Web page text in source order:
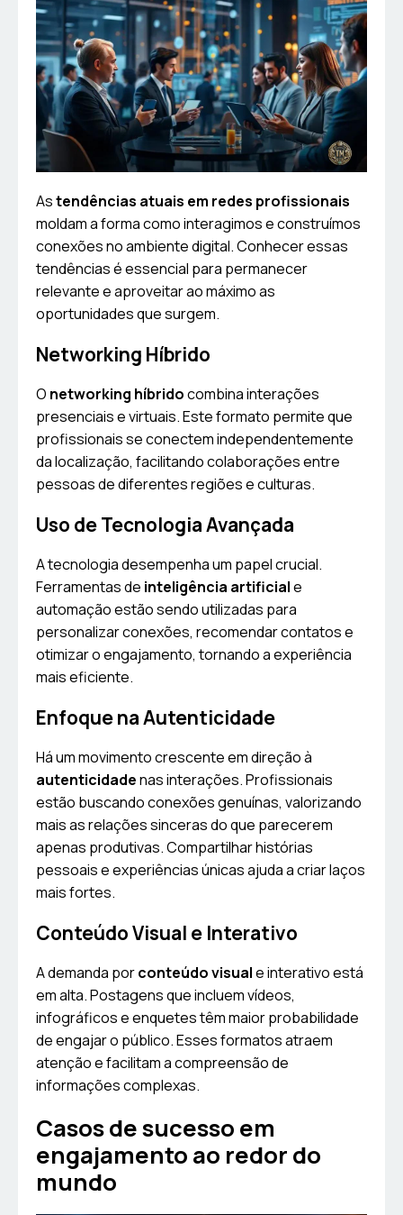
Astendências atuais em redes profissionais
moldam a forma como interagimos e construímos
conexões no ambiente digital. Conhecer essas
tendências é essencial para permanecer
relevante e aproveitar ao máximo as
oportunidades que surgem.
Networking Híbrido
O networking híbridocombina interações
presenciais e virtuais. Este formato permite que
profissionais se conectem independentemente
da localização, facilitando colaborações entre
pessoas de diferentes regiões e culturas.
Uso de Tecnologia Avançada
A tecnologia desempenha um papel crucial.
Ferramentas de inteligência artificiale
automação estão sendo utilizadas para
personalizar conexões, recomendar contatos e
otimizar o engajamento, tornando a experiência
mais eficiente.
Enfoque na Autenticidade
Há um movimento crescente em direção à
autenticidadenas interações. Profissionais
estão buscando conexões genuínas, valorizando
mais as relações sinceras do que parecerem
apenas produtivas. Compartilhar histórias
pessoais e experiências únicas ajuda a criar laços
mais fortes.
Conteúdo Visual e Interativo
A demanda porconteúdo visuale interativo está
em alta. Postagens que incluem vídeos,
infográficos e enquetes têm maior probabilidade
de engajar o público. Esses formatos atraem
atenção e facilitam a compreensão de
informações complexas.
Casos de sucesso em
engajamento ao redor do
mundo